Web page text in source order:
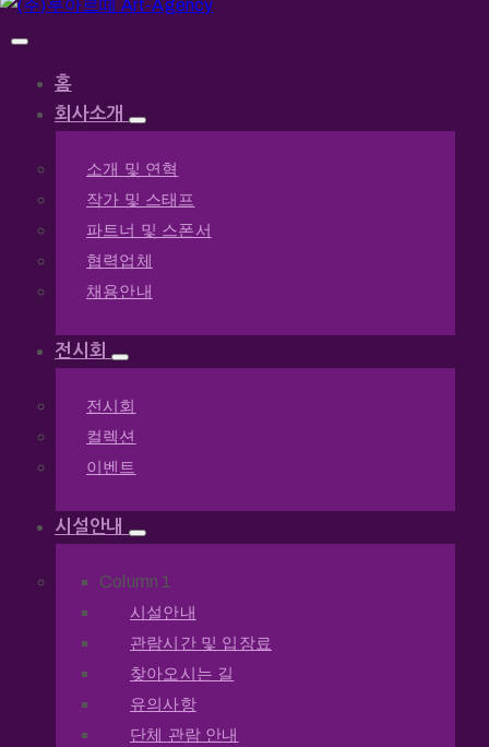
홈
회사소개
소개 및 연혁
작가 및 스태프
파트너 및 스폰서
협력업체
채용안내
전시회
전시회
컬렉션
이벤트
시설안내
Column 1
시설안내
관람시간 및 입장료
찾아오시는 길
유의사항
단체 관람 안내